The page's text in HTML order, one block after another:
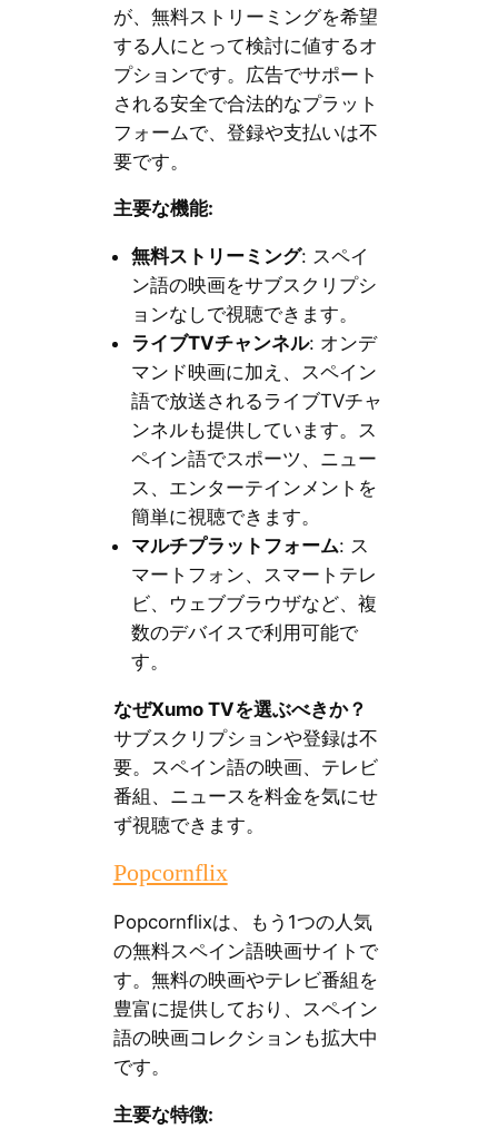
が、無料ストリーミングを希望
する人にとって検討に値するオ
プションです。広告でサポート
される安全で合法的なプラット
フォームで、登録や支払いは不
要です。
主要な機能:
無料ストリーミング: スペイ
ン語の映画をサブスクリプシ
ョンなしで視聴できます。
ライブTVチャンネル: オンデ
マンド映画に加え、スペイン
語で放送されるライブTVチャ
ンネルも提供しています。ス
ペイン語でスポーツ、ニュー
ス、エンターテインメントを
簡単に視聴できます。
マルチプラットフォーム: ス
マートフォン、スマートテレ
ビ、ウェブブラウザなど、複
数のデバイスで利用可能で
す。
なぜXumo TVを選ぶべきか？
サブスクリプションや登録は不
要。スペイン語の映画、テレビ
番組、ニュースを料金を気にせ
ず視聴できます。
Popcornflix
Popcornflixは、もう1つの人気
の無料スペイン語映画サイトで
す。無料の映画やテレビ番組を
豊富に提供しており、スペイン
語の映画コレクションも拡大中
です。
主要な特徴: